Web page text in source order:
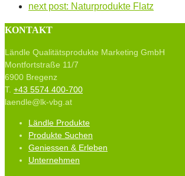
next post: Naturprodukte Flatz
KONTAKT
Ländle Qualitätsprodukte Marketing GmbH
Montfortstraße 11/7
6900 Bregenz
T. +43 5574 400-700
laendle@lk-vbg.at
Ländle Produkte
Produkte Suchen
Geniessen & Erleben
Unternehmen